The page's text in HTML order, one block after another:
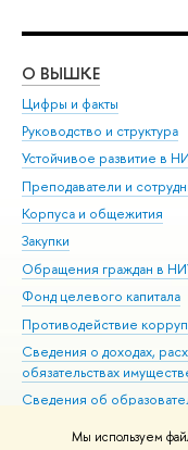
Мы используем
О ВЫШКЕ
Цифры и факты
Руководство и структура
Устойчивое развитие в
Преподаватели и
Корпуса и общежития
Закупки
Обращения граждан в
Фонд целевого капитала
Противодействие
Сведения о доходах,
обязательствах
Сведения об
Людям с ограниченными